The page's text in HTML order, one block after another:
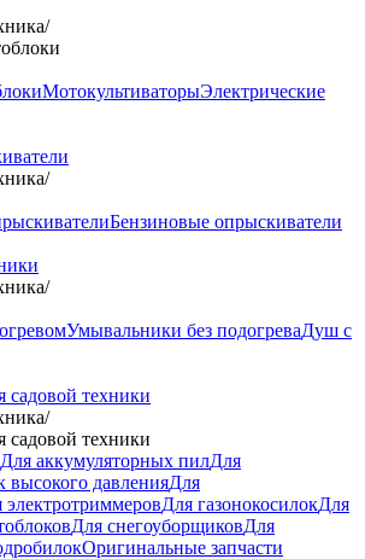
/
МотокультиваторыЭлектрические
/
Бензиновые опрыскиватели
/
Умывальники без подогреваДуш с
техники
/
техники
Для аккумуляторных пилДля
высокого давленияДля
электротриммеровДля газонокосилокДля
Для снегоуборщиковДля
Оригинальные запчасти